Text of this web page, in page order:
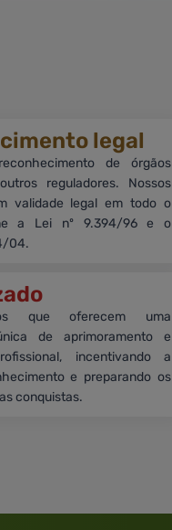
legal
de órgãos
reguladores. Nossos
validade legal em todo o
a Lei nº 9.394/96 e o
04.
que oferecem uma
de aprimoramento e
incentivando a
e preparando os
conquistas.